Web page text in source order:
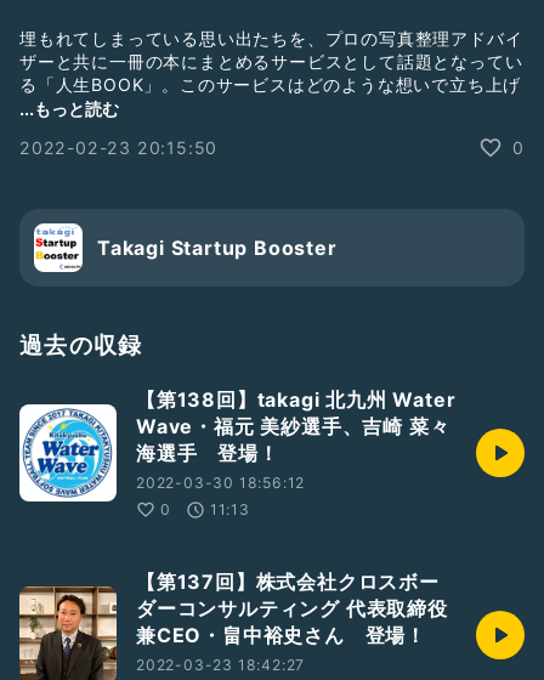
埋もれてしまっている思い出たちを、プロの写真整理アドバイ
ザーと共に一冊の本にまとめるサービスとして話題となってい
る「人生BOOK」。このサービスはどのような想いで立ち上げ
られたのでしょう？勅使河原 航さんをゲストにお迎えして伺
...もっと読む
2022-02-23 20:15:50
0
Takagi Startup Booster
過去の収録
【第138回】takagi 北九州 Water
Wave・福元 美紗選手、吉崎 菜々
海選手 登場！
2022-03-30 18:56:12
0
11:13
【第137回】株式会社クロスボー
ダーコンサルティング 代表取締役
兼CEO・畠中裕史さん 登場！
2022-03-23 18:42:27